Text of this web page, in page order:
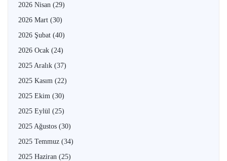
2026 Nisan (29)
2026 Mart (30)
2026 Şubat (40)
2026 Ocak (24)
2025 Aralık (37)
2025 Kasım (22)
2025 Ekim (30)
2025 Eylül (25)
2025 Ağustos (30)
2025 Temmuz (34)
2025 Haziran (25)